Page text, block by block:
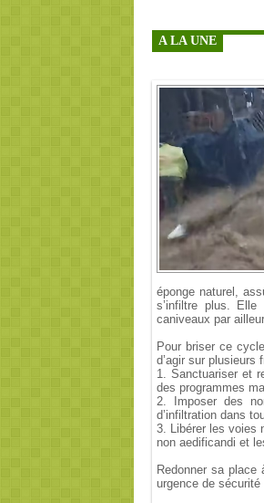
A LA UNE
éponge naturel,
s’infiltre plus.
caniveaux par
Pour briser ce
d’agir sur plusieurs
1. Sanctuariser et
des programmes
2. Imposer des
d’infiltration dans
3. Libérer les voies
non aedificandi et
Redonner sa place
urgence de